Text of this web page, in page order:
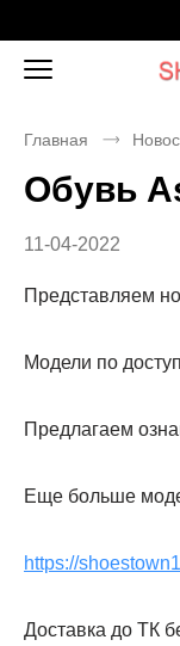
Главная
Обувь
11-04-2022
Представляем
Модели по
Предлагаем
Еще больше
https://
Доставка до ТК